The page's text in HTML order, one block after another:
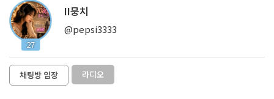
27
II뭉치
@pepsi3333
채팅방 입장 라디오